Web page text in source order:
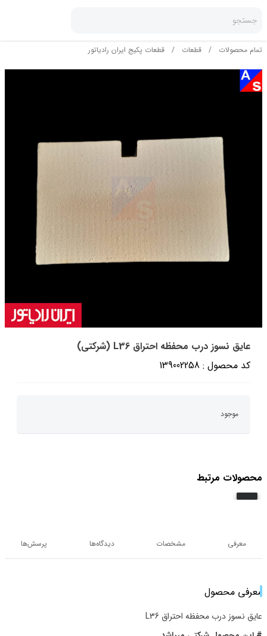
جستجو
تمام محصولات / قطعات / قطعات پکیج ایران رادیاتور
عایق نسوز درب محفظه احتراق L36 (شرکتی)
کد محصول : 139002258
موجود
محصولات مرتبط
معرفی مشخصات دیدگاه‌ها پرسش‌ها
معرفی محصول
عایق نسوز درب محفظه احتراق L36